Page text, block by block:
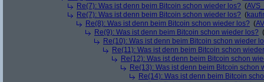
Re(7): Was ist denn beim Bitcoin schon wieder los? (
Re(7): Was ist denn beim Bitcoin schon wieder los? (
Re(8): Was ist denn beim Bitcoin schon wieder los? (
Re(9): Was ist denn beim Bitcoin schon wieder los? (
Re(10): Was ist denn beim Bitcoin schon wieder
Re(11): Was ist denn beim Bitcoin schon
Re(12): Was ist denn beim Bitcoin schon
Re(13): Was ist denn beim Bitcoin schon
Re(14): Was ist denn beim Bitcoin